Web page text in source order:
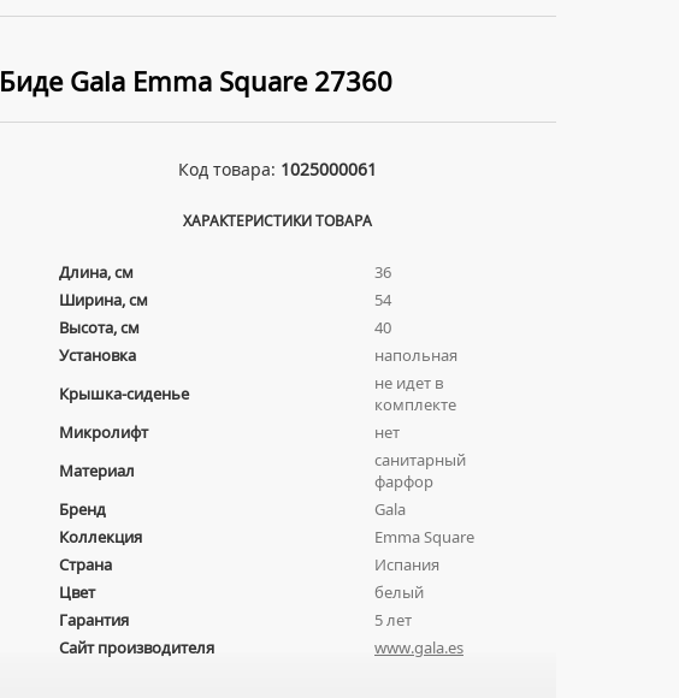
Биде Gala Emma Square 27360
Код товара: 1025000061
ХАРАКТЕРИСТИКИ ТОВАРА
Длина, см
36
Ширина, см
54
Высота, см
40
Установка
напольная
Крышка-сиденье
не идет в
комплекте
Микролифт
нет
Материал
санитарный
фарфор
Бренд
Gala
Коллекция
Emma Square
Страна
Испания
Цвет
белый
Гарантия
5 лет
Сайт производителя
www.gala.es